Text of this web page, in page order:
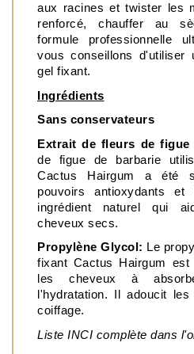
aux racines et twister les
renforcé, chauffer au
formule professionnelle
vous conseillons d'utiliser
gel fixant.
Ingrédients
Sans conservateurs
Extrait de fleurs de figue
de figue de barbarie
Cactus Hairgum a été
pouvoirs antioxydants
ingrédient naturel qui
cheveux secs.
Propylène Glycol: Le
fixant Cactus Hairgum
les cheveux à
l'hydratation. Il adoucit
coiffage.
Liste INCI complète dans